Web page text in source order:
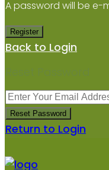
A password will be e-
Register
Back to Login
Reset Password
Reset Password
Return to Login